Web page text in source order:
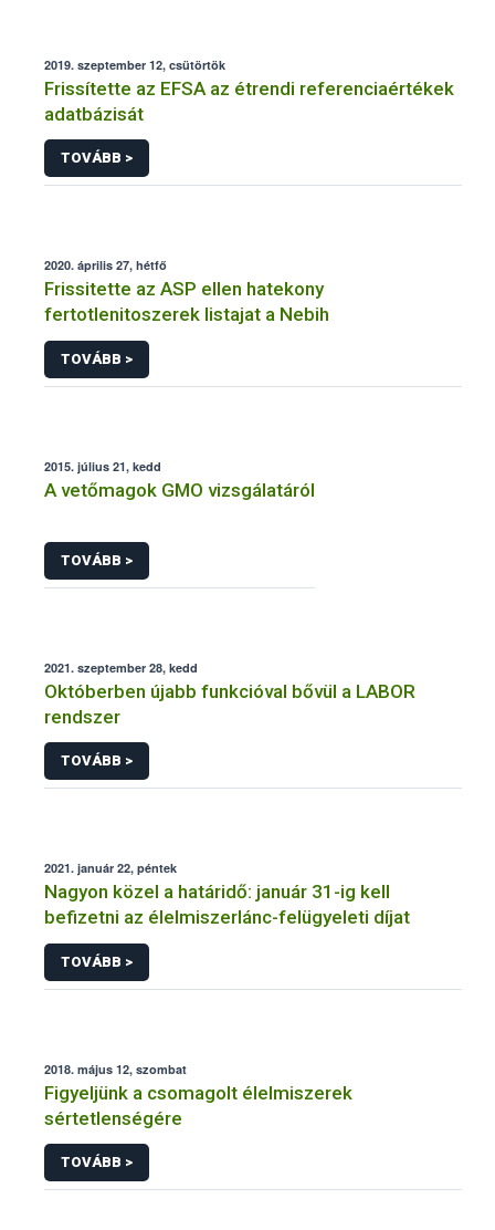
2019. szeptember 12, csütörtök
Frissítette az EFSA az étrendi referenciaértékek
adatbázisát
TOVÁBB >
2020. április 27, hétfő
Frissitette az ASP ellen hatekony
fertotlenitoszerek listajat a Nebih
TOVÁBB >
2015. július 21, kedd
A vetőmagok GMO vizsgálatáról
TOVÁBB >
2021. szeptember 28, kedd
Októberben újabb funkcióval bővül a LABOR
rendszer
TOVÁBB >
2021. január 22, péntek
Nagyon közel a határidő: január 31-ig kell
befizetni az élelmiszerlánc-felügyeleti díjat
TOVÁBB >
2018. május 12, szombat
Figyeljünk a csomagolt élelmiszerek
sértetlenségére
TOVÁBB >